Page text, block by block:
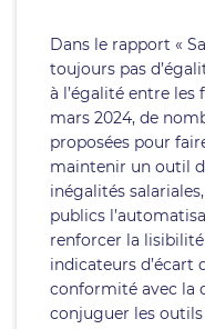
Dans le rapport «
toujours pas
à l’égalité entre
mars 2024, de
proposées pour
maintenir un outil
inégalités
publics
renforcer la
indicateurs d’écart
conformité avec la
conjuguer les outils